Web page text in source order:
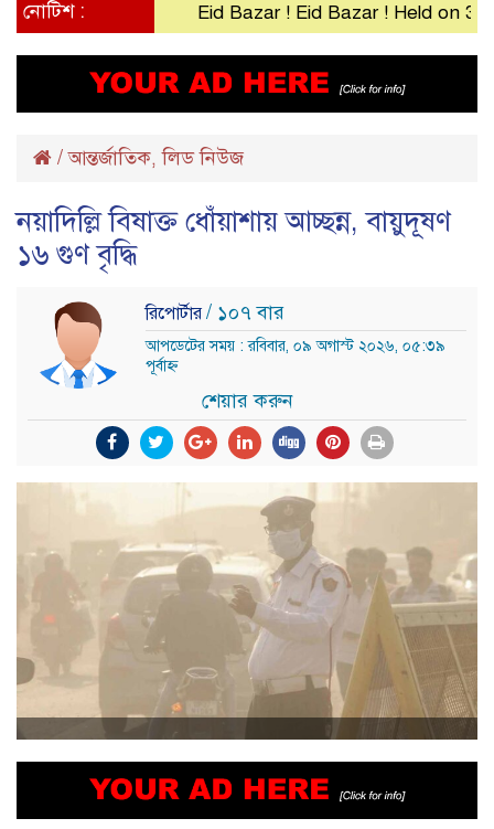
নোটিশ : Eid Bazar ! Eid Bazar ! Held on 30th
/আন্তর্জাতিক,লিড নিউজ
নয়াদিল্লি বিষাক্ত ধোঁয়াশায় আচ্ছন্ন, বায়ুদূষণ
১৬ গুণ বৃদ্ধি
রিপোর্টার/ ১০৭ বার
আপডেটের সময় : রবিবার, ০৯ অগাস্ট ২০২৬, ০৫:৩৯
পূর্বাহ্ন
শেয়ার করুন